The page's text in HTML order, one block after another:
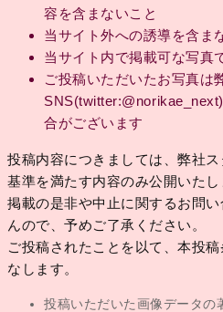
容を含まないこと
当サイト外への誘導を含ま
当サイト内で掲載可な写真
ご投稿いただいたお写真は
合がございます
投稿内容につきましては、弊社
基準を満たす内容のみ公開いたし
掲載の是非や中止に関するお問
んので、予めご了承ください。
ご投稿されたことを以て、本投
なします。
投稿いただいた画像データの